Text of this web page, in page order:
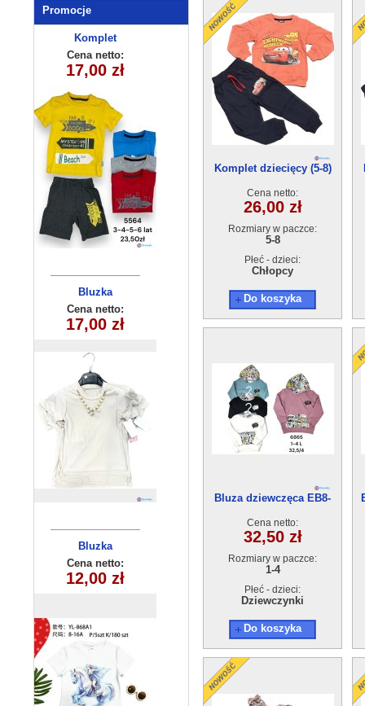
Promocje
Komplet
chlopiecy 5564
(3-6) 4szt
Cena netto:
17,00 zł
Bluzka
dziecieca bez
(6-16）6szt
Cena netto:
17,00 zł
Bluzka
dziecięca
YL-868A1(8-16)
5 szt
Cena netto:
12,00 zł
Bluzka
dziewczęca
(4-14) 6szt
Cena netto:
15,00 zł
Bluzka
dziecieca
(6-16）6szt
Cena netto:
17,00 zł
Komplety
dziecięce (1-4
) 4szt
Cena netto:
25,00 zł
Komplet dziecięcy (5-8)
Cena netto:
26,00 zł
Rozmiary w paczce:
5-8
Płeć - dzieci:
Chłopcy
Do koszyka
Bluza dziewczęca EB8-
Cena netto:
32,50 zł
Rozmiary w paczce:
1-4
Płeć - dzieci:
Dziewczynki
Do koszyka